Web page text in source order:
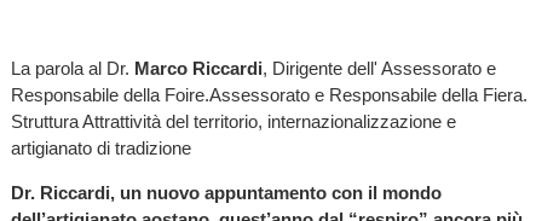
La parola al Dr. Marco Riccardi, Dirigente dell' Assessorato e
Responsabile della Foire.Assessorato e Responsabile della Fiera.
Struttura Attrattività del territorio, internazionalizzazione e
artigianato di tradizione
Dr. Riccardi, un nuovo appuntamento con il mondo